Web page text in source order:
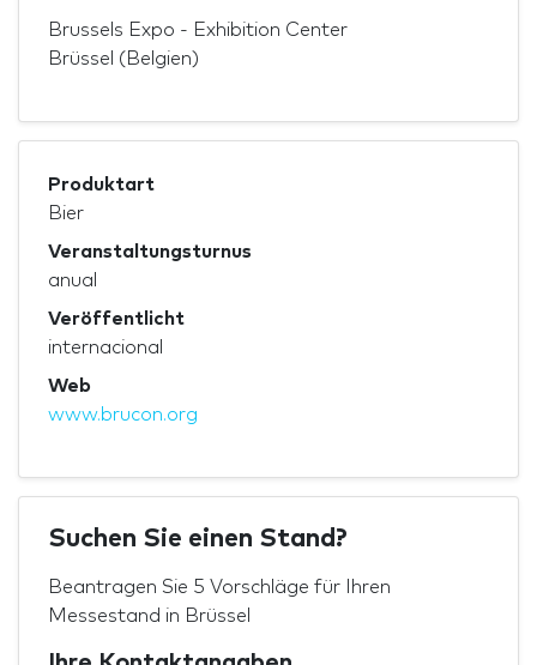
Brussels Expo - Exhibition Center
Brüssel (Belgien)
Produktart
Bier
Veranstaltungsturnus
anual
Veröffentlicht
internacional
Web
www.brucon.org
Suchen Sie einen Stand?
Beantragen Sie 5 Vorschläge für Ihren
Messestand in Brüssel